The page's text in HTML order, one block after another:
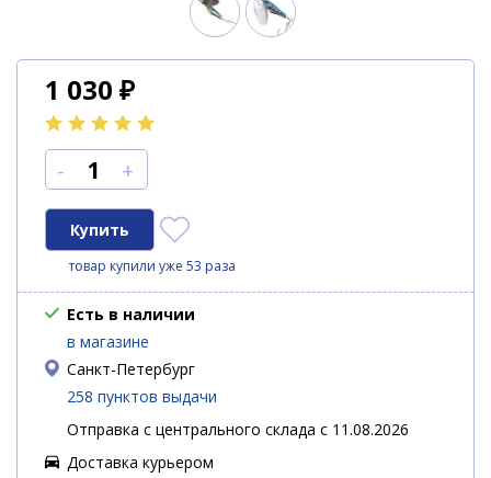
1 030 ₽
- +
товар купили уже 53 раза
Есть в наличии
в магазине
Санкт-Петербург
258 пунктов выдачи
Отправка с центрального склада с 11.08.2026
Доставка курьером